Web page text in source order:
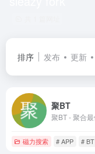
排序 发布 更新
聚BT
磁力搜索 # APP # BT